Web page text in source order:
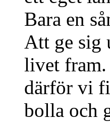
Bara en
Att ge sig
livet
därför vi
bolla och